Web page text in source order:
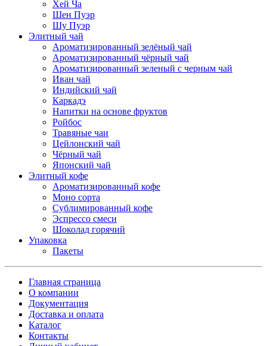
Хей Ча
Шен Пуэр
Шу Пуэр
Элитный чай
Ароматизированный зелёный чай
Ароматизированный чёрный чай
Ароматизированный зеленый с черным чай
Иван чай
Индийский чай
Каркадэ
Напитки на основе фруктов
Ройбос
Травяные чаи
Цейлонский чай
Чёрный чай
Японский чай
Элитный кофе
Ароматизированный кофе
Моно сорта
Сублимированный кофе
Эспрессо смеси
Шоколад горячий
Упаковка
Пакеты
Главная страница
О компании
Документация
Доставка и оплата
Каталог
Контакты